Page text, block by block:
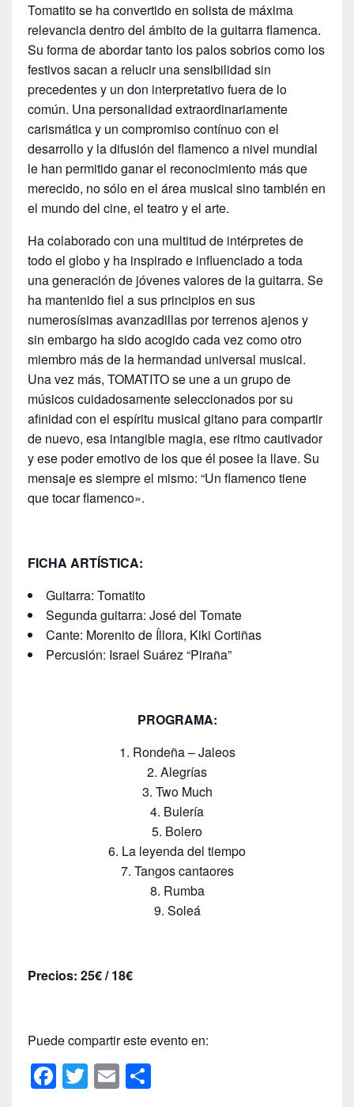
Tomatito se ha convertido en solista de máxima
relevancia dentro del ámbito de la guitarra flamenca.
Su forma de abordar tanto los palos sobrios como los
festivos sacan a relucir una sensibilidad sin
precedentes y un don interpretativo fuera de lo
común. Una personalidad extraordinariamente
carismática y un compromiso contínuo con el
desarrollo y la difusión del flamenco a nivel mundial
le han permitido ganar el reconocimiento más que
merecido, no sólo en el área musical sino también en
el mundo del cine, el teatro y el arte.
Ha colaborado con una multitud de intérpretes de
todo el globo y ha inspirado e influenciado a toda
una generación de jóvenes valores de la guitarra. Se
ha mantenido fiel a sus principios en sus
numerosísimas avanzadillas por terrenos ajenos y
sin embargo ha sido acogido cada vez como otro
miembro más de la hermandad universal musical.
Una vez más, TOMATITO se une a un grupo de
músicos cuidadosamente seleccionados por su
afinidad con el espíritu musical gitano para compartir
de nuevo, esa intangible magia, ese ritmo cautivador
y ese poder emotivo de los que él posee la llave. Su
mensaje es siempre el mismo: “Un flamenco tiene
que tocar flamenco».
FICHA ARTÍSTICA:
Guitarra: Tomatito
Segunda guitarra: José del Tomate
Cante: Morenito de Íllora, Kiki Cortiñas
Percusión: Israel Suárez “Piraña”
PROGRAMA:
1. Rondeña – Jaleos
2. Alegrías
3. Two Much
4. Bulería
5. Bolero
6. La leyenda del tiempo
7. Tangos cantaores
8. Rumba
9. Soleá
Precios: 25€ / 18€
Puede compartir este evento en:
F T E